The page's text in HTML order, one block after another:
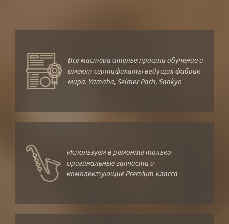
Все мастера ателье прошли обучение и
имеют сертификаты ведущих фабрик
мира. Yamaha, Selmer Paris, Sankyo
Используем в ремонте только
оригинальные запчасти и
комплектующие Premium-класса